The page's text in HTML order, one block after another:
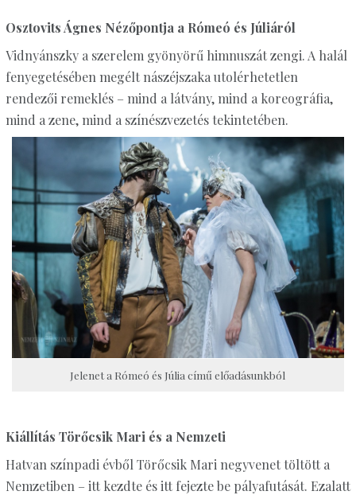
Osztovits Ágnes Nézőpontja a Rómeó és Júliáról
Vidnyánszky a szerelem gyönyörű himnuszát zengi. A halál
fenyegetésében megélt nászéjszaka utolérhetetlen
rendezői remeklés – mind a látvány, mind a koreográfia,
mind a zene, mind a színészvezetés tekintetében.
Jelenet a Rómeó és Júlia című előadásunkból
Kiállítás Törőcsik Mari és a Nemzeti
Hatvan színpadi évből Törőcsik Mari negyvenet töltött a
Nemzetiben – itt kezdte és itt fejezte be pályafutását. Ezalatt